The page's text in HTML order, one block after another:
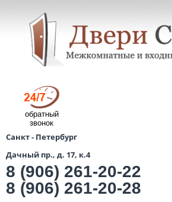
обратный
звонок
Санкт - Петербург
Дачный пр., д. 17, к.4
8 (906) 261-20-22
8 (906) 261-20-28